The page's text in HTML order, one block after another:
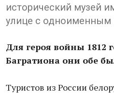
исторический музей
улице с одноименным
Для героя войны 1812
Багратиона они обе
Туристов из России